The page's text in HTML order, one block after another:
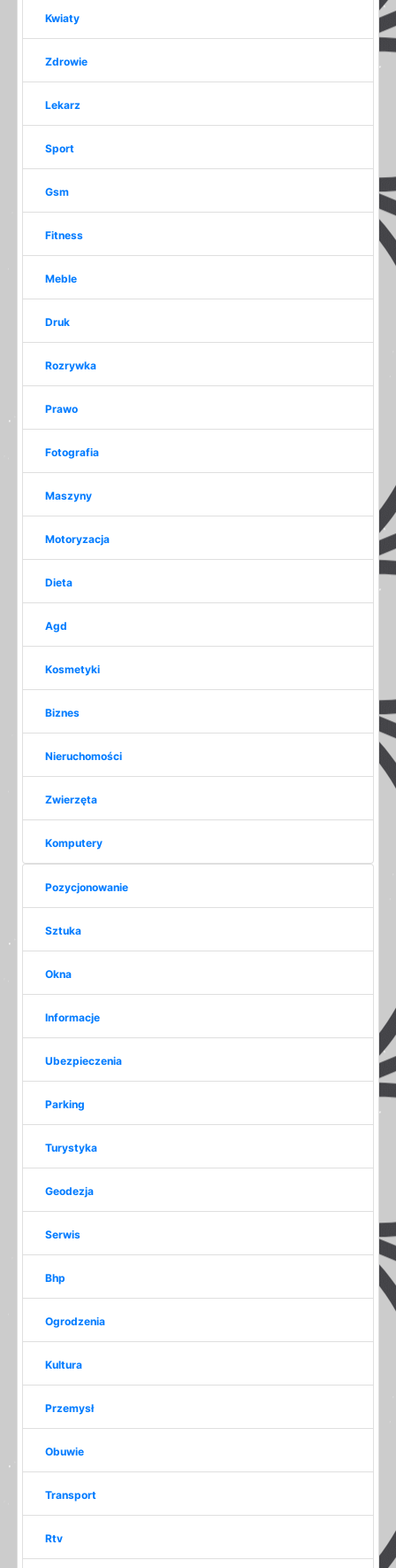
Kwiaty
Zdrowie
Lekarz
Sport
Gsm
Fitness
Meble
Druk
Rozrywka
Prawo
Fotografia
Maszyny
Motoryzacja
Dieta
Agd
Kosmetyki
Biznes
Nieruchomości
Zwierzęta
Komputery
Pozycjonowanie
Sztuka
Okna
Informacje
Ubezpieczenia
Parking
Turystyka
Geodezja
Serwis
Bhp
Ogrodzenia
Kultura
Przemysł
Obuwie
Transport
Rtv